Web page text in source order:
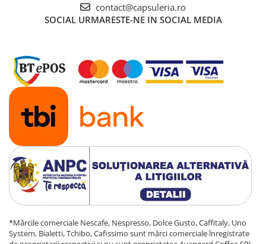
contact@capsuleria.ro
SOCIAL URMARESTE-NE IN SOCIAL MEDIA
*Mărcile comerciale Nescafe, Nespresso, Dolce Gusto, Caffitaly, Uno
System, Bialetti, Tchibo, Cafissimo sunt mărci comerciale înregistrate